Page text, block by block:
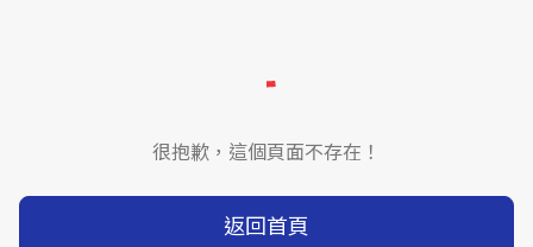
很抱歉，這個頁面不存在！
返回首頁